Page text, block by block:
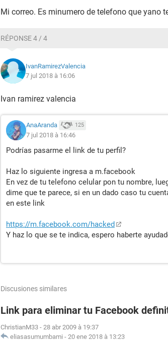
Mi correo. Es minumero de telefono que yano
RÉPONSE 4 / 4
IvanRamirezValencia
7 jul 2018 à 16:06
Ivan ramirez valencia
AnaAranda 125
7 jul 2018 à 16:46
Podrías pasarme el link de tu perfil?
Haz lo siguiente ingresa a m.facebook
En vez de tu telefono celular pon tu nombre,
dime que te parece, si en un dado caso tu
en este link
https://m.facebook.com/hacked
Y haz lo que se te indica, espero haberte
Discusiones similares
Link para eliminar tu Facebook
ChristianM33 - 28 abr 2009 à 19:37
eliasasumumbami - 20 ene 2018 à 13:23